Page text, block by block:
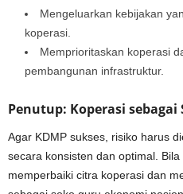
Mengeluarkan kebijakan
koperasi.
Memprioritaskan koperasi
pembangunan infrastruktur.
Penutup: Koperasi sebagai
Agar KDMP sukses, risiko harus
secara konsisten dan optimal.
memperbaiki citra koperasi dan